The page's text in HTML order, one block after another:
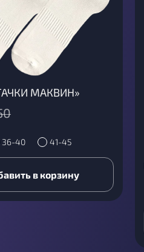
МАКВИН»
36-40 41-45
в корзину